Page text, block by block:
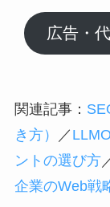
広告・
関連記事：
き方）
／
ントの選び方
企業のWeb戦